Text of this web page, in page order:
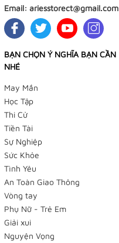
Email: ariesstorect@gmail.com
BẠN CHỌN Ý NGHĨA BẠN CẦN
NHÉ
May Mắn
Học Tập
Thi Cử
Tiền Tài
Sự Nghiệp
Sức Khỏe
Tình Yêu
An Toàn Giao Thông
Vòng tay
Phụ Nữ - Trẻ Em
Giải xui
Nguyện Vọng